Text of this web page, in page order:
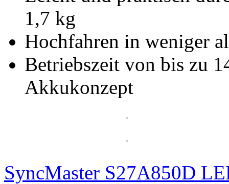
1,7 kg
Hochfahren in weniger
Betriebszeit von bis zu
Akkukonzept
SyncMaster S27A850D